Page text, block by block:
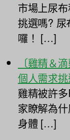
市場上尿
挑選嗎? 尿
囉！ […]
〔雞精＆
個人需求
雞精被許
家瞭解為
身體 […]